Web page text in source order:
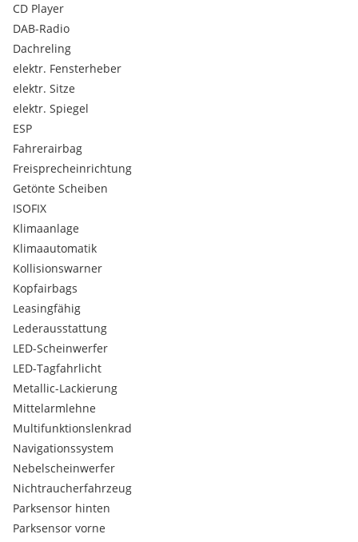
COLOR
AIRBAG
ZV
U.S.W....
SOFORT-KREDIT-MÖGLICH
WIR DANKEN IHNEN HERRZLICH IN VORAUS FÜR IHR
INTERESSE UND FREUEN UNS AUF IHRE ANFRAGEN.
WIEN 1230 TRIESTERSTRASSE 236
CD Player
DAB-Radio
Dachreling
elektr. Fensterheber
elektr. Sitze
elektr. Spiegel
ESP
Fahrerairbag
Freisprecheinrichtung
Getönte Scheiben
ISOFIX
Klimaanlage
Klimaautomatik
Kollisionswarner
Kopfairbags
Leasingfähig
Lederausstattung
LED-Scheinwerfer
LED-Tagfahrlicht
Metallic-Lackierung
Mittelarmlehne
Multifunktionslenkrad
Navigationssystem
Nebelscheinwerfer
Nichtraucherfahrzeug
Parksensor hinten
Parksensor vorne